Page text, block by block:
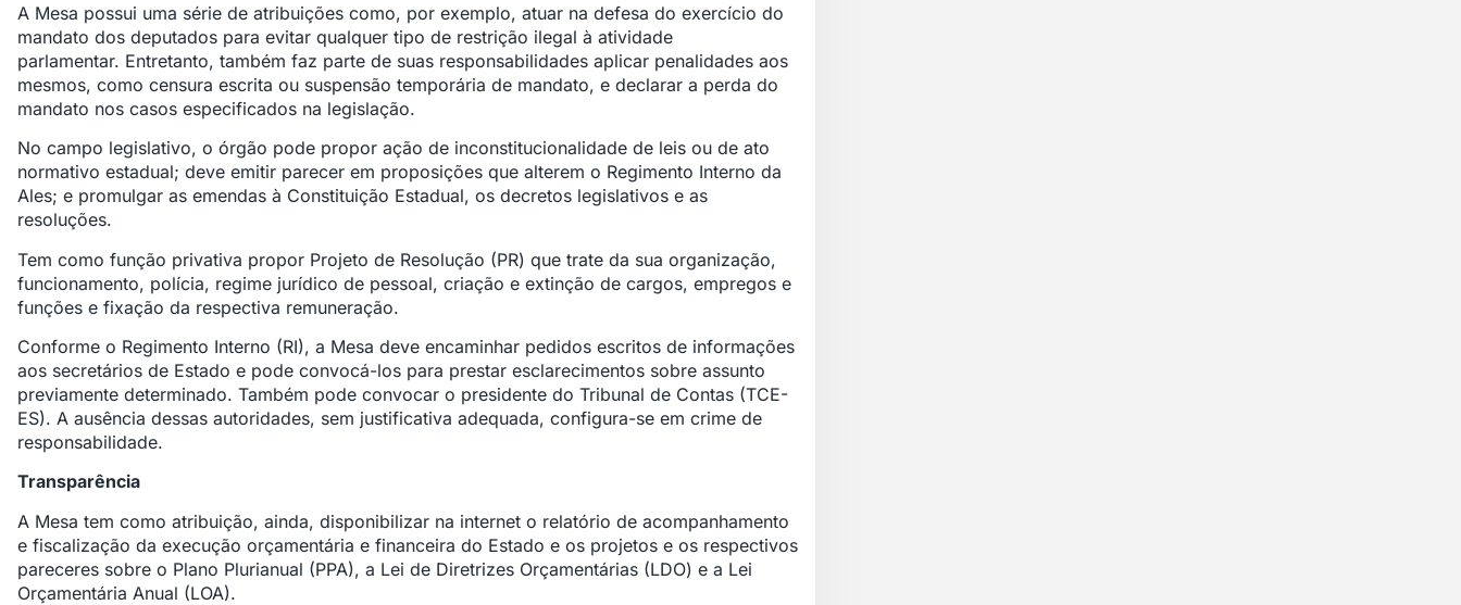
A Mesa possui uma série de atribuições como, por exemplo, atuar na defesa do exercício do
mandato dos deputados para evitar qualquer tipo de restrição ilegal à atividade
parlamentar. Entretanto, também faz parte de suas responsabilidades aplicar penalidades aos
mesmos, como censura escrita ou suspensão temporária de mandato, e declarar a perda do
mandato nos casos especificados na legislação.
No campo legislativo, o órgão pode propor ação de inconstitucionalidade de leis ou de ato
normativo estadual; deve emitir parecer em proposições que alterem o Regimento Interno da
Ales; e promulgar as emendas à Constituição Estadual, os decretos legislativos e as
resoluções.
Tem como função privativa propor Projeto de Resolução (PR) que trate da sua organização,
funcionamento, polícia, regime jurídico de pessoal, criação e extinção de cargos, empregos e
funções e fixação da respectiva remuneração.
Conforme o Regimento Interno (RI), a Mesa deve encaminhar pedidos escritos de informações
aos secretários de Estado e pode convocá-los para prestar esclarecimentos sobre assunto
previamente determinado. Também pode convocar o presidente do Tribunal de Contas (TCE-
ES). A ausência dessas autoridades, sem justificativa adequada, configura-se em crime de
responsabilidade.
Transparência
A Mesa tem como atribuição, ainda, disponibilizar na internet o relatório de acompanhamento
e fiscalização da execução orçamentária e financeira do Estado e os projetos e os respectivos
pareceres sobre o Plano Plurianual (PPA), a Lei de Diretrizes Orçamentárias (LDO) e a Lei
Orçamentária Anual (LOA).